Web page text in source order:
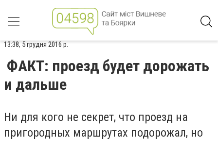
13:38, 5 грудня 2016 р.
ФАКТ: проезд будет дорожать
и дальше
Ни для кого не секрет, что проезд на
пригородных маршрутах подорожал, но